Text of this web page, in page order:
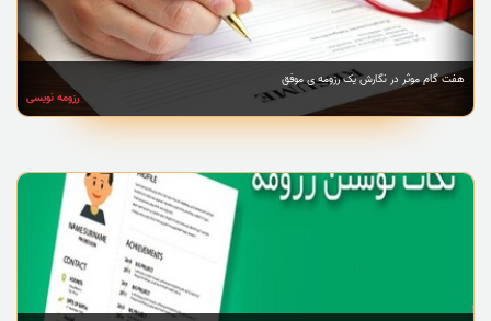
هفت گام موثر در نگارش یک رزومه ی موفق
رزومه نویسی